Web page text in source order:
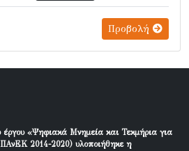
Προβολή
«Ψηφιακά Μνημεία και Τεκμήρια για
2014-2020) υλοποιήθηκε η